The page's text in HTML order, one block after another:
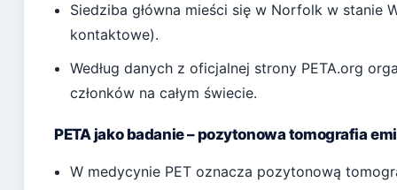
Siedziba główna mieści się w Norfolk w stanie
kontaktowe).
Według danych z oficjalnej strony PETA.org
członków na całym świecie.
PETA jako badanie – pozytonowa tomografia
W medycynie PET oznacza pozytonową